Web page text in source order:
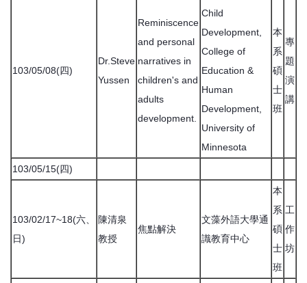
103/05/08(四)
Dr.Steve
Yussen
Reminiscence
and personal
narratives in
children's and
adults
development.
Child
Development,
College of
Education &
Human
Development,
University of
Minnesota
本
系
碩
士
班
專
題
演
講
103/05/15(四)
103/02/17~18(六、
日)
陳清泉
教授
焦點解決
文藻外語大學通
識教育中心
本
系
碩
士
班
工
作
坊